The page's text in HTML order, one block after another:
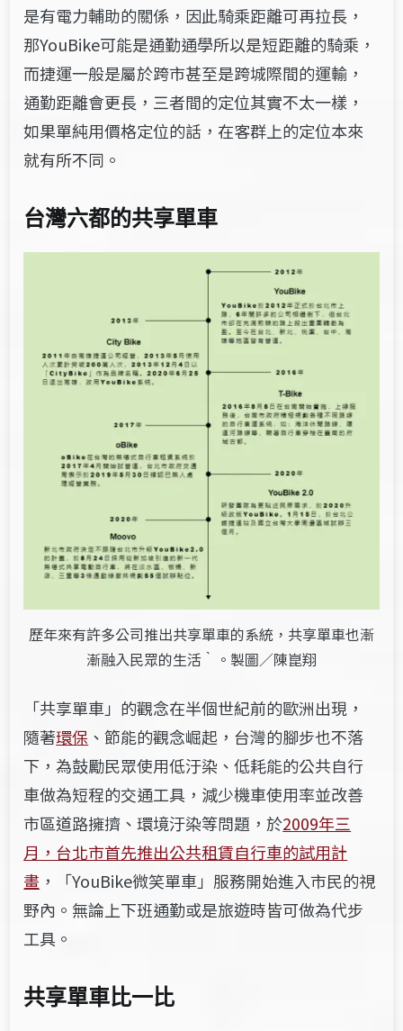
是有電力輔助的關係，因此騎乘距離可再拉長，
那YouBike可能是通勤通學所以是短距離的騎乘，
而捷運一般是屬於跨市甚至是跨城際間的運輸，
通勤距離會更長，三者間的定位其實不太一樣，
如果單純用價格定位的話，在客群上的定位本來
就有所不同。
台灣六都的共享單車
歷年來有許多公司推出共享單車的系統，共享單車也漸
漸融入民眾的生活‵。製圖／陳崑翔
「共享單車」的觀念在半個世紀前的歐洲出現，
隨著環保 、節能的觀念崛起，台灣的腳步也不落
下，為鼓勵民眾使用低汙染、低耗能的公共自行
車做為短程的交通工具，減少機車使用率並改善
市區道路擁擠、環境汙染等問題，於2009年三
月，台北市首先推出公共租賃自行車的試用計
畫 ，「YouBike微笑單車」服務開始進入市民的視
野內。無論上下班通勤或是旅遊時皆可做為代步
工具。
共享單車比一比